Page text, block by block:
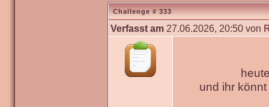
Challenge # 333
Verfasst am 27.06.2026, 20:50 von
und ihr